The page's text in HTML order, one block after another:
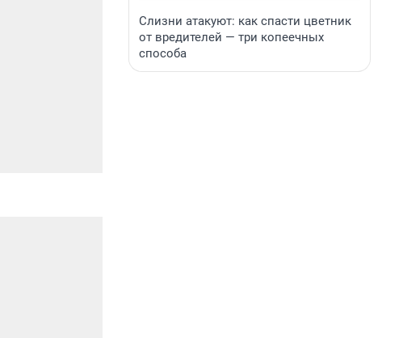
Слизни атакуют: как спасти цветник
от вредителей — три копеечных
способа